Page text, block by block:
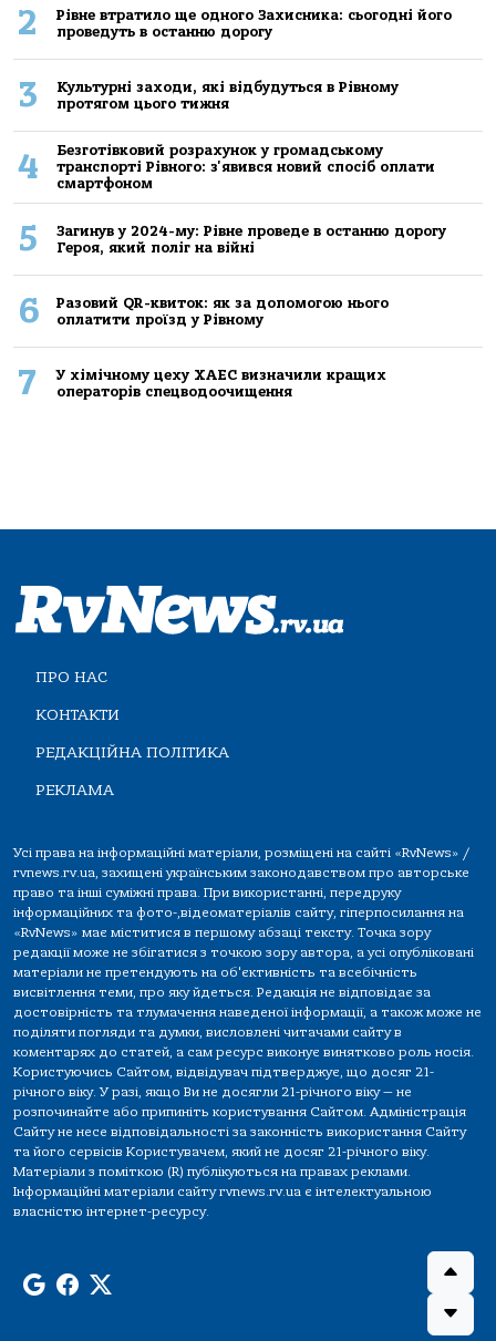
2
Рівне втратило ще одного Захисника: сьогодні його
проведуть в останню дорогу
3
Культурні заходи, які відбудуться в Рівному
протягом цього тижня
4
Безготівковий розрахунок у громадському
транспорті Рівного: з'явився новий спосіб оплати
смартфоном
5
Загинув у 2024-му: Рівне проведе в останню дорогу
Героя, який поліг на війні
6
Разовий QR-квиток: як за допомогою нього
оплатити проїзд у Рівному
7
У хімічному цеху ХАЕС визначили кращих
операторів спецводоочищення
ПРО НАС
КОНТАКТИ
РЕДАКЦІЙНА ПОЛІТИКА
РЕКЛАМА
Усі права на інформаційні матеріали, розміщені на сайті «RvNews» /
rvnews.rv.ua, захищені українським законодавством про авторське
право та інші суміжні права. При використанні, передруку
інформаційних та фото-,відеоматеріалів сайту, гіперпосилання на
«RvNews» має міститися в першому абзаці тексту. Точка зору
редакції може не збігатися з точкою зору автора, а усі опубліковані
матеріали не претендують на об'єктивність та всебічність
висвітлення теми, про яку йдеться. Редакція не відповідає за
достовірність та тлумачення наведеної інформації, а також може не
поділяти погляди та думки, висловлені читачами сайту в
коментарях до статей, а сам ресурс виконує винятково роль носія.
Користуючись Сайтом, відвідувач підтверджує, що досяг 21-
річного віку. У разі, якщо Ви не досягли 21-річного віку — не
розпочинайте або припиніть користування Сайтом. Адміністрація
Сайту не несе відповідальності за законність використання Сайту
та його сервісів Користувачем, який не досяг 21-річного віку.
Матеріали з поміткою (R) публікуються на правах реклами.
Інформаційні матеріали сайту rvnews.rv.ua є інтелектуальною
власністю інтернет-ресурсу.